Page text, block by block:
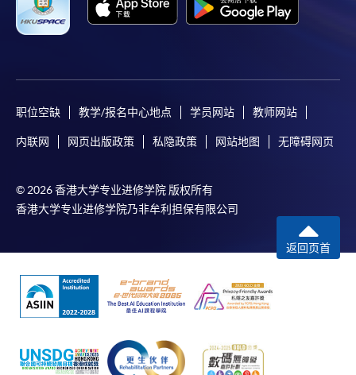
职位空缺 教学/报名中心地点 学员网站 教师网站
内联网 网页出版政策 私隐政策 网站地图 无障碍网页
© 2026 香港大学专业进修学院 版权所有
香港大学专业进修学院乃非牟利担保有限公司
返回页首